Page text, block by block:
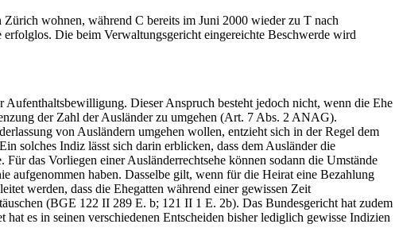
wohnen, während C bereits im Juni 2000 wieder zu T nach
Die beim Verwaltungsgericht eingereichte Beschwerde wird
Dieser Anspruch besteht jedoch nicht, wenn die Ehe
der Zahl der Ausländer zu umgehen (Art. 7 Abs. 2 ANAG).
von Ausländern umgehen wollen, entzieht sich in der Regel dem
solches Indiz lässt sich darin erblicken, dass dem Ausländer die
das Vorliegen einer Ausländerrechtsehe können sodann die Umstände
aufgenommen haben. Dasselbe gilt, wenn für die Heirat eine Bezahlung
werden, dass die Ehegatten während einer gewissen Zeit
(BGE 122 II 289 E. b; 121 II 1 E. 2b). Das Bundesgericht hat zudem
es in seinen verschiedenen Entscheiden bisher lediglich gewisse Indizien